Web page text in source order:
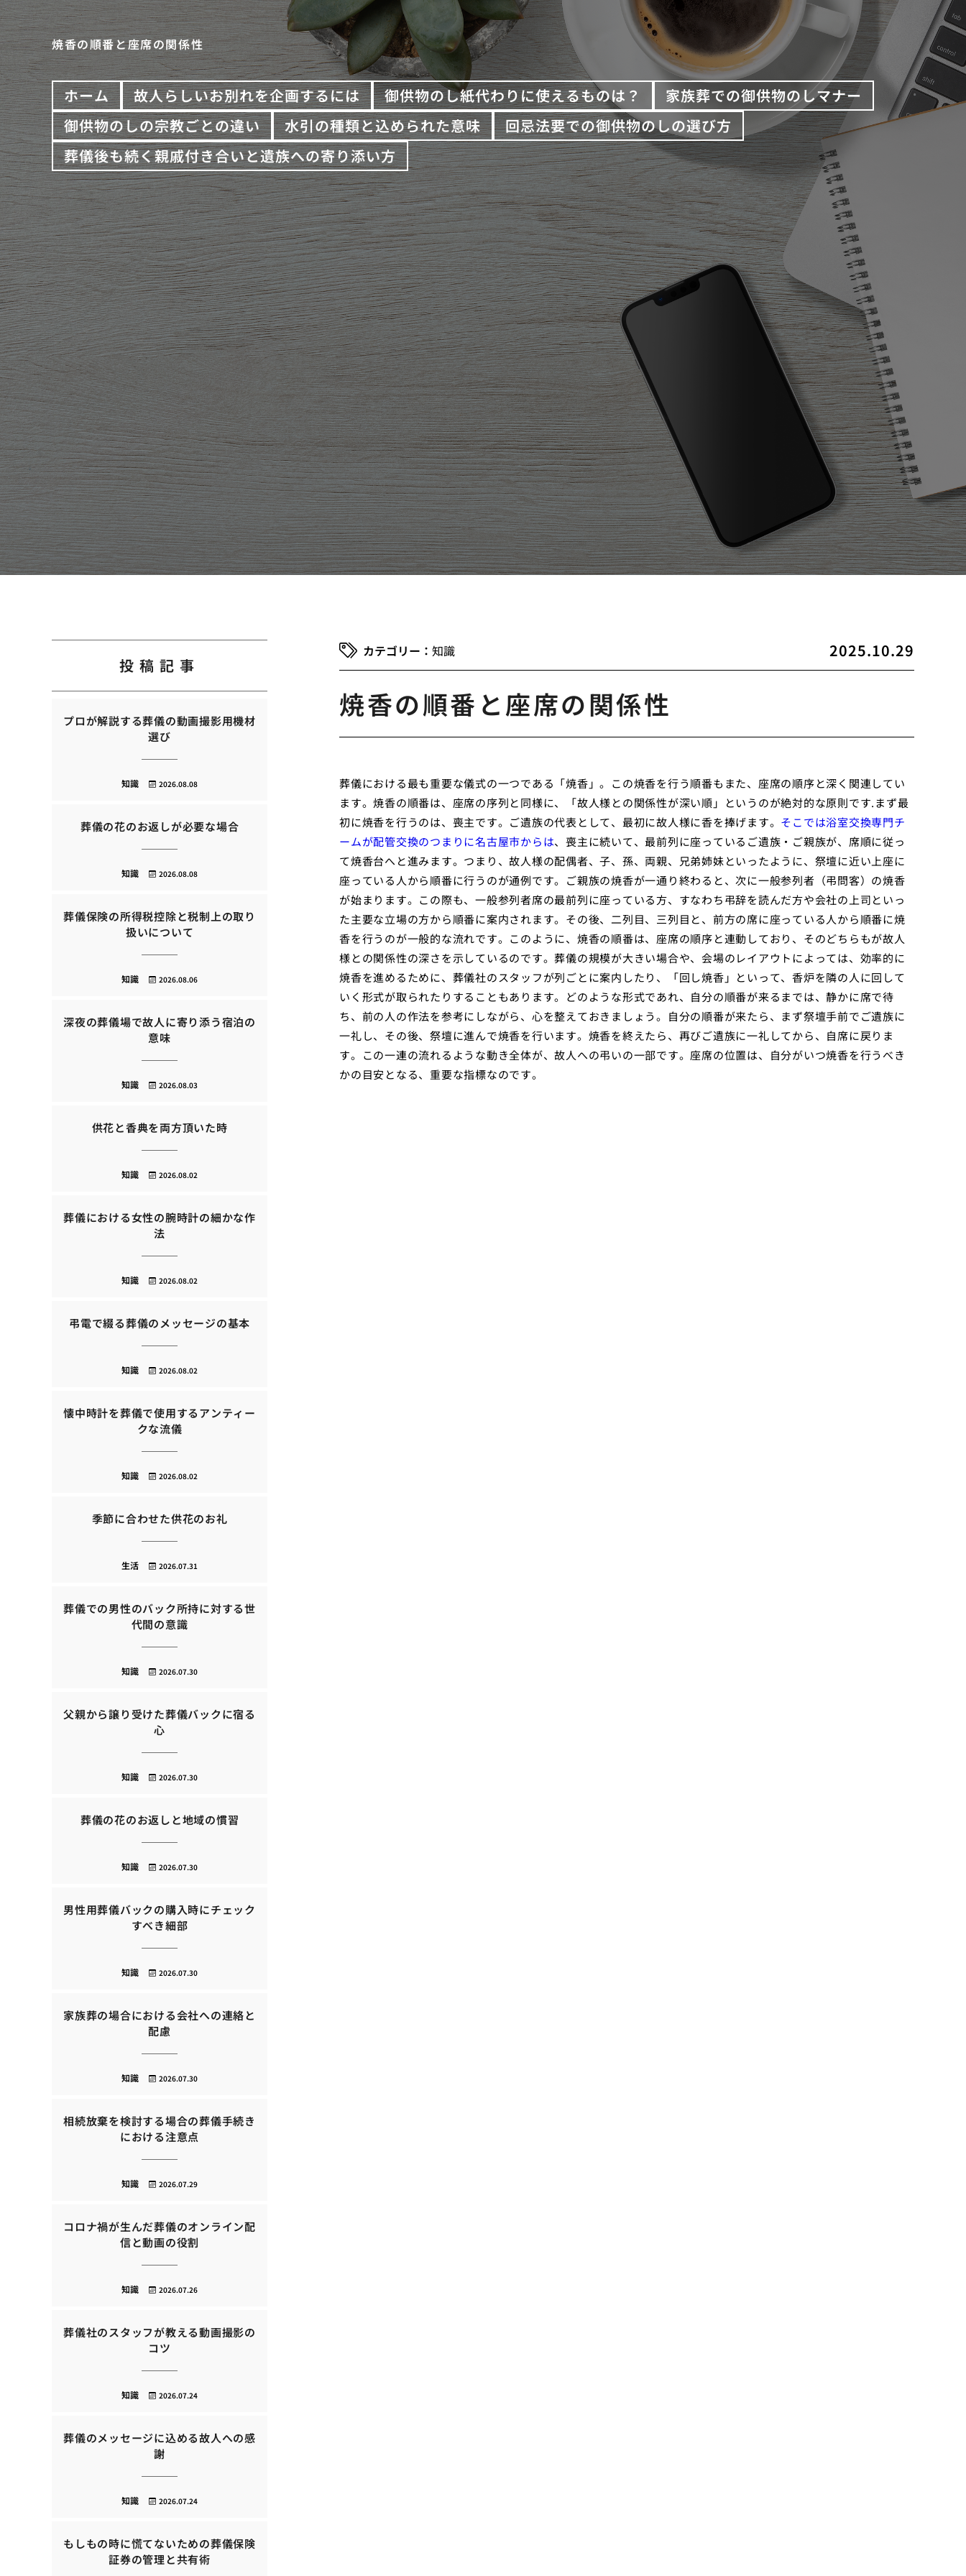
焼香の順番と座席の関係性
ホーム 故人らしいお別れを企画するには 御供物のし紙代わりに使えるものは？
家族葬での御供物のしマナー
御供物のしの宗教ごとの違い
水引の種類と込められた意味
回忌法要での御供物のしの選び方
葬儀後も続く親戚付き合いと遺族への寄り添い方
2025.10.29
知識
焼香の順番と座席の関係性
葬儀における最も重要な儀式の一つである「焼香」。この焼香を行う順番もまた、座席の順序と深く関連してい
ます。焼香の順番は、座席の序列と同様に、「故人様との関係性が深い順」というのが絶対的な原則です.まず最
初に焼香を行うのは、喪主です。ご遺族の代表として、最初に故人様に香を捧げます。 そこでは浴室交換専門チ
ームが配管交換のつまりに名古屋市からは、喪主に続いて、最前列に座っているご遺族・ご親族が、席順に従っ
て焼香台へと進みます。つまり、故人様の配偶者、子、孫、両親、兄弟姉妹といったように、祭壇に近い上座に
座っている人から順番に行うのが通例です。ご親族の焼香が一通り終わると、次に一般参列者（弔問客）の焼香
が始まります。この際も、一般参列者席の最前列に座っている方、すなわち弔辞を読んだ方や会社の上司といっ
た主要な立場の方から順番に案内されます。その後、二列目、三列目と、前方の席に座っている人から順番に焼
香を行うのが一般的な流れです。このように、焼香の順番は、座席の順序と連動しており、そのどちらもが故人
様との関係性の深さを示しているのです。葬儀の規模が大きい場合や、会場のレイアウトによっては、効率的に
焼香を進めるために、葬儀社のスタッフが列ごとに案内したり、「回し焼香」といって、香炉を隣の人に回して
いく形式が取られたりすることもあります。どのような形式であれ、自分の順番が来るまでは、静かに席で待
ち、前の人の作法を参考にしながら、心を整えておきましょう。自分の順番が来たら、まず祭壇手前でご遺族に
一礼し、その後、祭壇に進んで焼香を行います。焼香を終えたら、再びご遺族に一礼してから、自席に戻りま
す。この一連の流れるような動き全体が、故人への弔いの一部です。座席の位置は、自分がいつ焼香を行うべき
かの目安となる、重要な指標なのです。
投稿記事
プロが解説する葬儀の動画撮影用機材
選び
2026.08.08
知識
葬儀の花のお返しが必要な場合
2026.08.08
知識
葬儀保険の所得税控除と税制上の取り
扱いについて
2026.08.06
知識
深夜の葬儀場で故人に寄り添う宿泊の
意味
2026.08.03
知識
供花と香典を両方頂いた時
2026.08.02
知識
葬儀における女性の腕時計の細かな作
法
2026.08.02
知識
弔電で綴る葬儀のメッセージの基本
2026.08.02
知識
懐中時計を葬儀で使用するアンティー
クな流儀
2026.08.02
知識
季節に合わせた供花のお礼
2026.07.31
生活
葬儀での男性のバック所持に対する世
代間の意識
2026.07.30
知識
父親から譲り受けた葬儀バックに宿る
心
2026.07.30
知識
葬儀の花のお返しと地域の慣習
2026.07.30
知識
男性用葬儀バックの購入時にチェック
すべき細部
2026.07.30
知識
家族葬の場合における会社への連絡と
配慮
2026.07.30
知識
相続放棄を検討する場合の葬儀手続き
における注意点
2026.07.29
知識
コロナ禍が生んだ葬儀のオンライン配
信と動画の役割
2026.07.26
知識
葬儀社のスタッフが教える動画撮影の
コツ
2026.07.24
知識
葬儀のメッセージに込める故人への感
謝
2026.07.24
知識
もしもの時に慌てないための葬儀保険
証券の管理と共有術